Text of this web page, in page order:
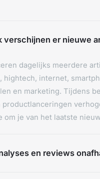
verschijnen er nieuwe
dagelijks meerdere
hightech, internet,
en marketing. Tijdens
productlanceringen
om je van het laatste
en reviews